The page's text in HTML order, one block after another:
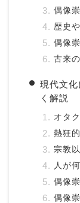
偶像
歴史
偶像
古来
現代文
く解説
オタ
熱狂
宗教
人が
偶像
偶像